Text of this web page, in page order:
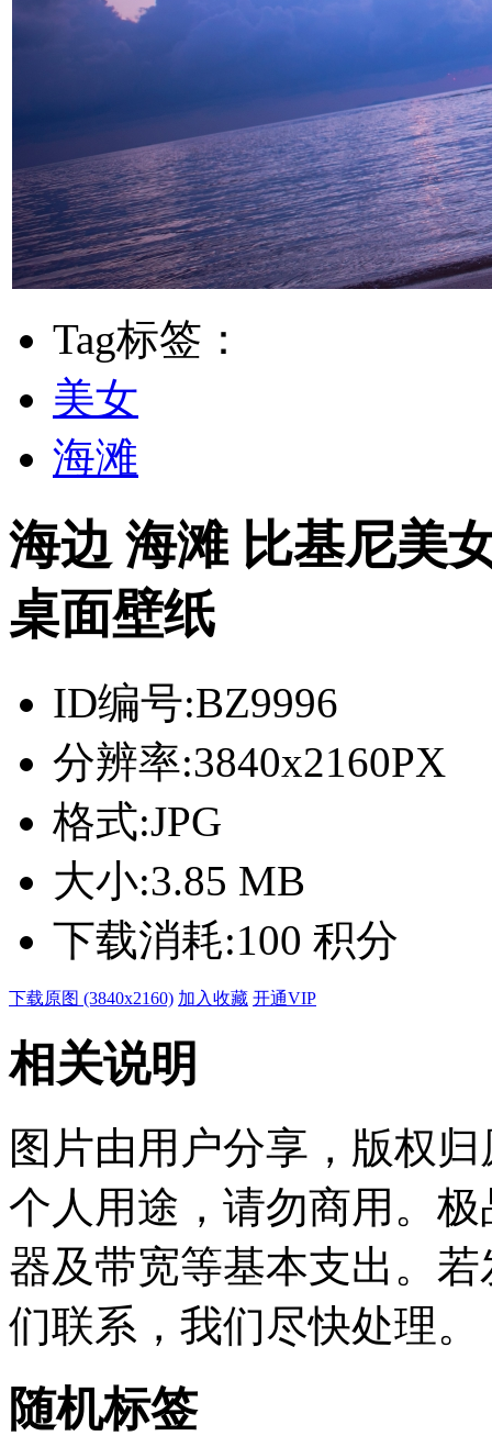
Tag标签：
美女
海滩
海边 海滩 比基尼美
桌面壁纸
ID编号:BZ9996
分辨率:3840x2160PX
格式:JPG
大小:3.85 MB
下载消耗:100 积分
下载原图 (3840x2160) 加入收藏 开通VIP
相关说明
图片由用户分享，版权
个人用途，请勿商用。
器及带宽等基本支出。
们联系，我们尽快处理。
随机标签